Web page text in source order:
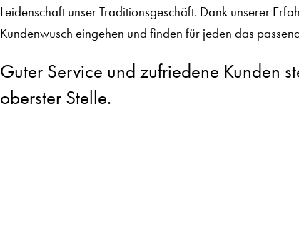
Leidenschaft unser Traditionsgeschäft. Dank unserer
Kundenwusch eingehen und finden für jeden das
Guter Service und zufriedene Kunden
oberster Stelle.